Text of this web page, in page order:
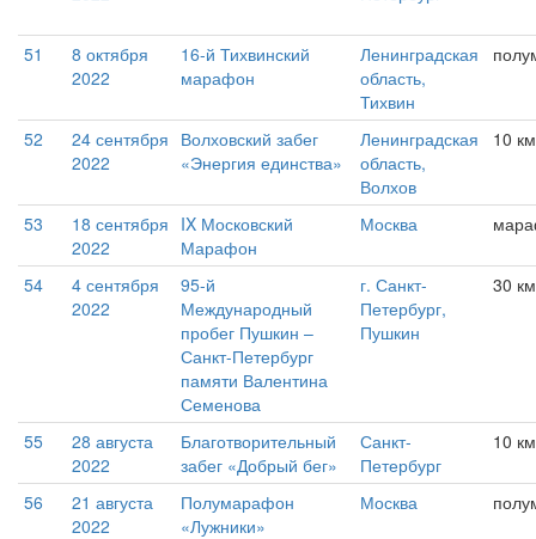
51
8 октября
2022
16-й Тихвинский
марафон
Ленинградская
область,
Тихвин
52
24 сентября
2022
Волховский забег
«Энергия единства»
Ленинградская
область,
Волхов
10 км
53
18 сентября
2022
IX Московский
Марафон
Москва
54
4 сентября
2022
95-й
Международный
пробег Пушкин –
Санкт-Петербург
памяти Валентина
Семенова
г. Санкт-
Петербург,
Пушкин
30 км
55
28 августа
2022
Благотворительный
забег «Добрый бег»
Санкт-
Петербург
10 км
56
21 августа
2022
Полумарафон
«Лужники»
Москва